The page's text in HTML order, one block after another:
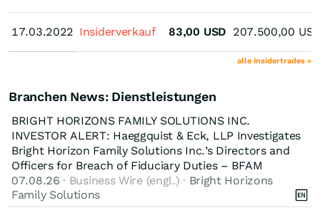
17.03.2022
17.03.2022 Insiderverkauf 83,00 USD 207.500,00
alle Insidertrades »
Branchen News: Dienstleistungen
BRIGHT HORIZONS FAMILY SOLUTIONS INC.
INVESTOR ALERT: Haeggquist & Eck, LLP Investigates
Bright Horizon Family Solutions Inc.’s Directors and
Officers for Breach of Fiduciary Duties – BFAM
07.08.26 · Business Wire (engl.) · Bright Horizons
Family Solutions